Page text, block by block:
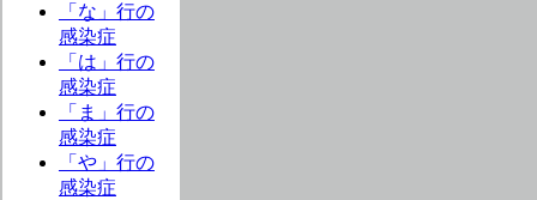
「な」行の
感染症
「は」行の
感染症
「ま」行の
感染症
「や」行の
感染症